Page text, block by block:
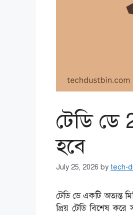
টেডি
হবে
July 25, 2026 by tech-
টেডি ডে একটি অত্যন্ত
প্রিয় টেডি বিশেষ